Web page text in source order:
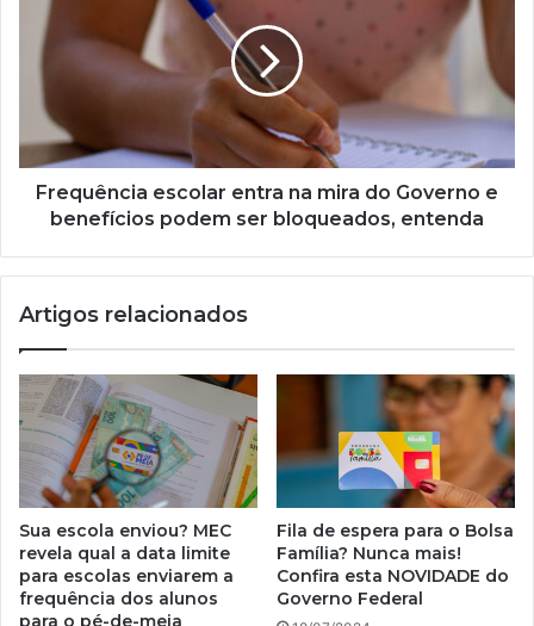
entra
Governo
e
benefícios
podem
entenda
Frequência escolar entra na mira do Governo e
benefícios podem ser bloqueados, entenda
Artigos relacionados
Sua escola enviou? MEC
revela qual a data limite
para escolas enviarem a
frequência dos alunos
para o pé-de-meia
Fila de espera para o Bolsa
Família? Nunca mais!
Confira esta NOVIDADE do
Governo Federal